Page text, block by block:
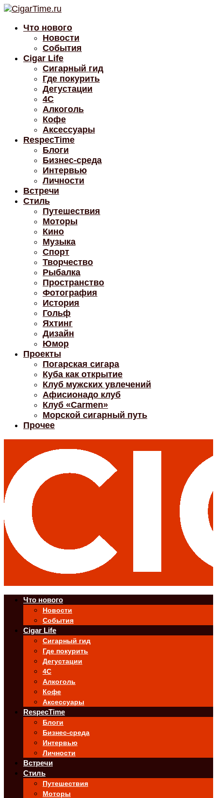
Что нового
Новости
События
Cigar Life
Сигарный гид
Где покурить
Дегустации
4C
Алкоголь
Кофе
Аксессуары
RespecTime
Блоги
Бизнес-среда
Интервью
Личности
Встречи
Стиль
Путешествия
Моторы
Кино
Музыка
Спорт
Творчество
Рыбалка
Пространство
Фотография
История
Гольф
Яхтинг
Дизайн
Юмор
Проекты
Погарская сигара
Куба как открытие
Клуб мужских увлечений
Афисионадо клуб
Клуб «Carmen»
Морской сигарный путь
Прочее
Что нового
Новости
События
Cigar Life
Сигарный гид
Где покурить
Дегустации
4C
Алкоголь
Кофе
Аксессуары
RespecTime
Блоги
Бизнес-среда
Интервью
Личности
Встречи
Стиль
Путешествия
Моторы